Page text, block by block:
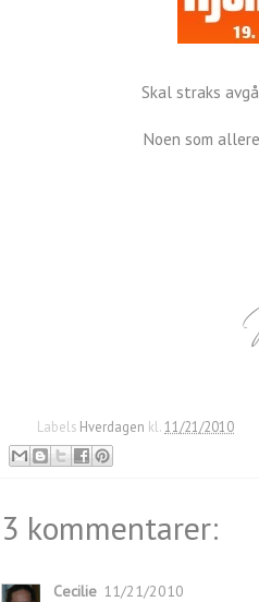
Skal straks
Noen som
Labels Hverdagen kl.11/21/2010
3 kommentarer:
Cecilie 11/21/2010